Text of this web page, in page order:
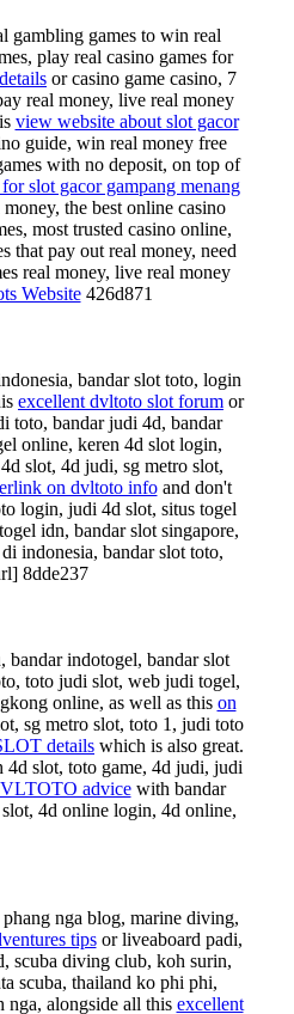
gambling games to win real
play real casino games for
or casino game casino, 7
real money, live real money
view website about slot gacor
guide, win real money free
with no deposit, on top of
slot gacor gampang menang
the best online casino
most trusted casino online,
that pay out real money, need
real money, live real money
Website426d871
bandar slot toto, login
excellent dvltoto slot forum or
toto, bandar judi 4d, bandar
online, keren 4d slot login,
slot, 4d judi, sg metro slot,
on dvltoto infoand don't
login, judi 4d slot, situs togel
idn, bandar slot singapore,
indonesia, bandar slot toto,
8dde237
bandar indotogel, bandar slot
toto judi slot, web judi togel,
online, as well as this on
sg metro slot, toto 1, judi toto
details which is also great.
slot, toto game, 4d judi, judi
advicewith bandar
4d online login, 4d online,
nga blog, marine diving,
tipsor liveaboard padi,
scuba diving club, koh surin,
scuba, thailand ko phi phi,
alongside all this excellent